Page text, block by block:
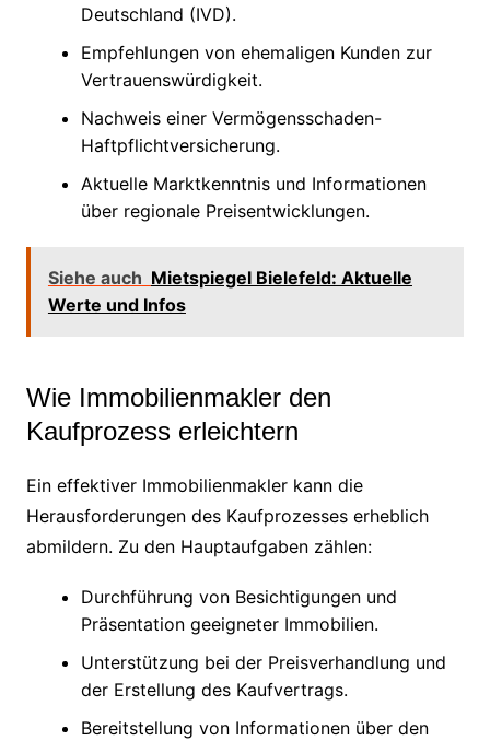
Deutschland (IVD).
Empfehlungen von ehemaligen Kunden zur
Vertrauenswürdigkeit.
Nachweis einer Vermögensschaden-
Haftpflichtversicherung.
Aktuelle Marktkenntnis und Informationen
über regionale Preisentwicklungen.
Siehe auch Mietspiegel Bielefeld: Aktuelle
Werte und Infos
Wie Immobilienmakler den
Kaufprozess erleichtern
Ein effektiver Immobilienmakler kann die
Herausforderungen des Kaufprozesses erheblich
abmildern. Zu den Hauptaufgaben zählen:
Durchführung von Besichtigungen und
Präsentation geeigneter Immobilien.
Unterstützung bei der Preisverhandlung und
der Erstellung des Kaufvertrags.
Bereitstellung von Informationen über den